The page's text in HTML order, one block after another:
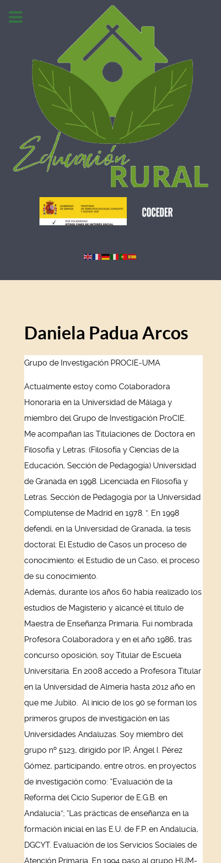
Daniela Padua Arcos
Grupo de Investigación PROCIE-UMA
Actualmente estoy como Colaboradora
Honoraria en la Universidad de Málaga y
miembro del Grupo de Investigación ProCIE.
Me acompañan las Titulaciones de: Doctora en
Filosofía y Letras. (Filosofía y Ciencias de la
Educación, Sección de Pedagogía) Universidad
de Granada en 1998. Licenciada en Filosofía y
Letras. Sección de Pedagogía por la Universidad
Complutense de Madrid en 1978. ”. En 1998
defendí, en la Universidad de Granada, la tesis
doctoral: El Estudio de Casos un proceso de
conocimiento: el Estudio de un Caso, el proceso
de su conocimiento.
Además, durante los años 60 había realizado los
estudios de Magisterio y alcancé el título de
Maestra de Enseñanza Primaria. Fui nombrada
Profesora Colaboradora y en el año 1986, tras
concurso oposición, soy Titular de Escuela
Universitaria. En 2008 accedo a Profesora Titular
en la Universidad de Almería hasta 2012 año en
que me Jubilo. Al inicio de los 90 se forman los
primeros grupos de investigación en las
Universidades Andaluzas. Soy miembro del
grupo nº 5123, dirigido por IP, Ángel I. Pérez
Gómez, participando, entre otros, en proyectos
de investigación como: “Evaluación de la
Reforma del Ciclo Superior de E.G.B. en
Andalucía”; “Las prácticas de enseñanza en la
formación inicial en las E.U. de F.P. en Andalucía,
DGCYT. Evaluación de los Servicios Sociales de
Atención Primaria. En 1994 paso al grupo HUM-